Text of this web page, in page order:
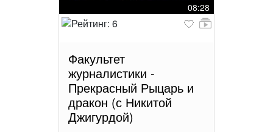
08:28
Факультет
журналистики -
Прекрасный Рыцарь и
дракон (с Никитой
Джигурдой)